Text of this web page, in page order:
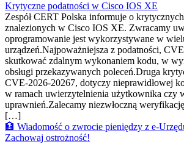
Krytyczne podatności w Cisco IOS XE
Zespół CERT Polska informuje o
znalezionych w Cisco IOS XE. Zwracamy
oprogramowanie jest wykorzystywane w
urządzeń.Najpoważniejsza z podatności,
skutkować zdalnym wykonaniem kodu, w
obsługi przekazywanych poleceń.Druga
CVE-2026-20267, dotyczy nieprawidłowej
w ramach uwierzytelnienia użytkownika czy
uprawnień.Zalecamy niezwłoczną
[…]
🏦 Wiadomość o zwrocie pieniędzy z e-
Zachowaj ostrożność!